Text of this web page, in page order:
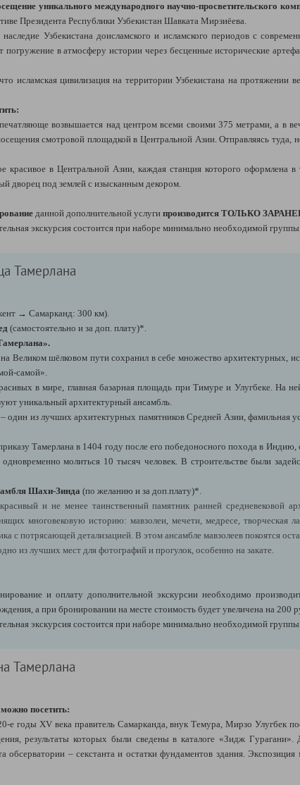
уникального международного научно-просветительского
Президента Республики Узбекистан Шавката Мирзиёева.
Узбекистана доисламского и исламского периодов с
в атмосферу истории через бесценные исторические
исламская цивилизация на территории Узбекистана на протяжении
возвышается над центром всеми своими 375 метрами, а в
смотровой площадкой в Центральной Азии. Отправляясь туда,
красивое в Центральной Азии, каждая станция которого оформлена в
дворец под землей с изысканным декором.
данной дополнительной услуги производится ТОЛЬКО
экскурсия состоится при наборе минимально необходимой
Тамерлана
→ Самарканд: 300 км).
(самостоятельно и за доп. плату)*.
Великом шёлковом пути сохранил в себе множество архитектурных,
самой».
в мире, главная базарная площадь при Тимуре и Улугбеке. На
уникальный архитектурный ансамбль.
один из лучших архитектурных памятников Средней Азии, фамильная
Тамерлана в 1404 году после его победоносного похода в
молиться 10 тысяч человек. В строительстве были
Шахи-Зинда (по желанию и за доп.плату)*.
и не менее таинственный памятник ранней средневековой
многовековую историю: мавзолеи, мечети, медресе, творческая
с потрясающей детализацией. В этом ансамбле мавзолеев покоятся
из лучших мест для фотографий и прогулок, особенно на закате.
и оплату дополнительной экскурсии необходимо
а при бронировании на месте стоимость будет увеличена на 200
экскурсия состоится при наборе минимально необходимой
Тамерлана
посетить:
е годы XV века правитель Самарканда, внук Темура, Мирзо Улугбек
результаты которых были сведены в каталоге «Зидж
обсерватории – секстанта и остатки фундаментов здания.